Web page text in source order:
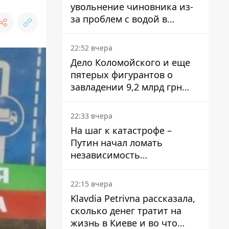
увольнение чиновника из-
за проблем с водой в
Марганце
22:52 вчера
Дело Коломойского и еще
пятерых фигурантов о
завладении 9,2 млрд грн
ПриватБанка направили в
суд
22:33 вчера
На шаг к катастрофе –
Путин начал ломать
независимость
собственного Центробанка,
заставив снизить базовую
ставку
22:15 вчера
Klavdia Petrivna рассказала,
сколько денег тратит на
жизнь в Киеве и во что